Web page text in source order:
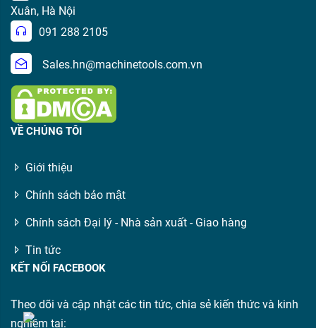
Xuân, Hà Nội
091 288 2105
Sales.hn@machinetools.com.vn
VỀ CHÚNG TÔI
Giới thiệu
Chính sách bảo mật
Chính sách Đại lý - Nhà sản xuất - Giao hàng
Tin tức
KẾT NỐI FACEBOOK
Theo dõi và cập nhật các tin tức, chia sẻ kiến thức và kinh
nghiệm tại: